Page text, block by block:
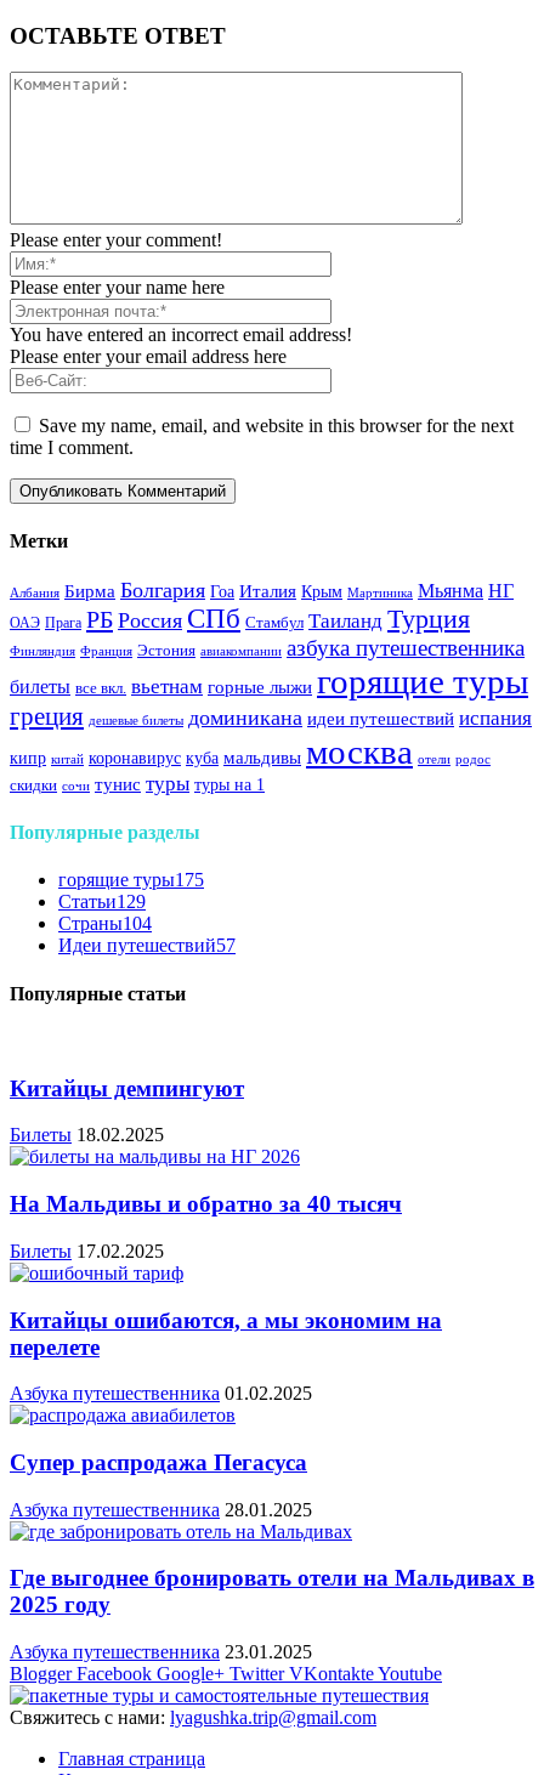
ОСТАВЬТЕ ОТВЕТ
Please enter your comment!
Please enter your name here
You have entered an incorrect email address!
Please enter your email address here
Save my name, email, and website in this browser for the next
time I comment.
Метки
Албания Бирма Болгария Гоа Италия Крым Мартиника Мьянма НГ
ОАЭ Прага РБ Россия СПб Стамбул Таиланд Турция
Финляндия Франция Эстония авиакомпании азбука путешественника
билеты все вкл. вьетнам горные лыжи горящие туры
греция дешевые билеты доминикана идеи путешествий испания
кипр китай коронавирус куба мальдивы москва отели родос
скидки сочи тунис туры туры на 1
Популярные разделы
горящие туры175
Статьи129
Страны104
Идеи путешествий57
Популярные статьи
Китайцы демпингуют
Билеты 18.02.2025
На Мальдивы и обратно за 40 тысяч
Билеты 17.02.2025
Китайцы ошибаются, а мы экономим на
перелете
Азбука путешественника 01.02.2025
Супер распродажа Пегасуса
Азбука путешественника 28.01.2025
Где выгоднее бронировать отели на Мальдивах в
2025 году
Азбука путешественника 23.01.2025
Blogger Facebook Google+ Twitter VKontakteYoutube
Свяжитесь с нами: lyagushka.trip@gmail.com
Главная страница